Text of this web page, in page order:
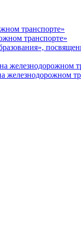
транспорте»
транспорте»
железнодорожном
железнодорожном